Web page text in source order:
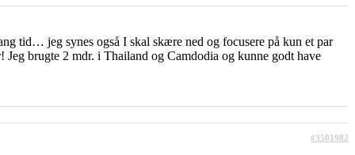
tid… jeg synes også I skal skære ned og focusere på kun et par
brugte 2 mdr. i Thailand og Camdodia og kunne godt have
#3501982